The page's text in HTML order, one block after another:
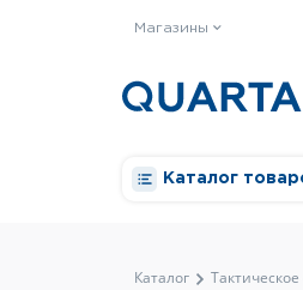
Магазины
Каталог
Каталог